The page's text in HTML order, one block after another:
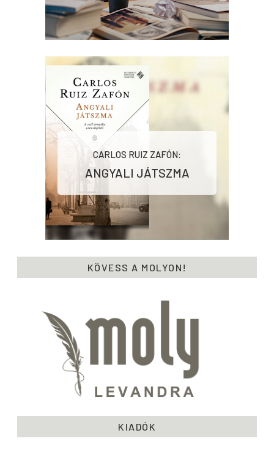
CARLOS RUIZ ZAFÓN:
ANGYALI ​JÁTSZMA
KÖVESS A MOLYON!
KIADÓK